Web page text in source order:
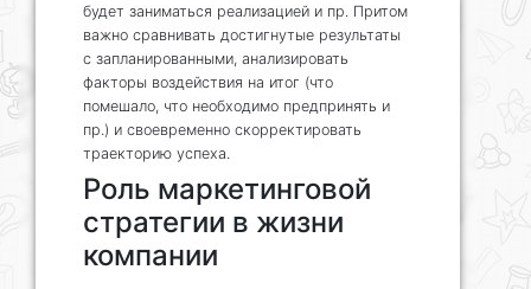
будет заниматься реализацией и пр. Притом
важно сравнивать достигнутые результаты
с запланированными, анализировать
факторы воздействия на итог (что
помешало, что необходимо предпринять и
пр.) и своевременно скорректировать
траекторию успеха.
Роль маркетинговой
стратегии в жизни
компании